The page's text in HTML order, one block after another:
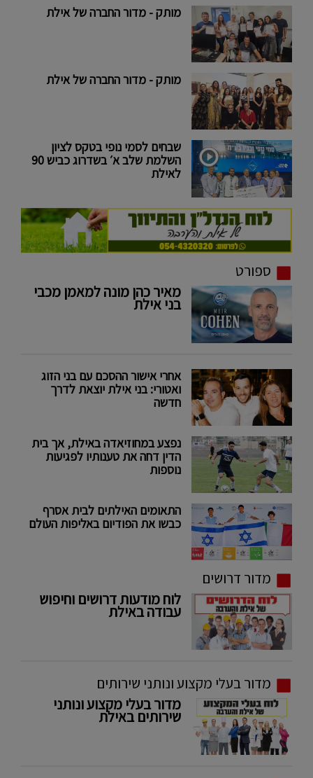
מותק - מדור החברה של אילת
מותק - מדור החברה של אילת
שבחים לסמי נופי בטקס לציון
השלמת שלב א׳ בשדרוג כביש 90
לאילת
ספורט
מאיר כהן מונה למאמן מכבי
בני אילת
אחרי אישור ההסכם עם בני הזוג
ואטורי: בני אילת יוצאת לדרך
חדשה
נפצע במחוזיאדה באילת, אך בית
הדין דחה את טענותיו לפגיעות
נוספות
התאומים האילתים לבית אסרף
כבשו את הפודיום באליפות העולם
מדור דרושים
לוח מודעות דרושים וחיפוש
עבודה באילת
מדור בעלי מקצוע ונותני שירותים
מדור בעלי מקצוע ונותני
שירותים באילת